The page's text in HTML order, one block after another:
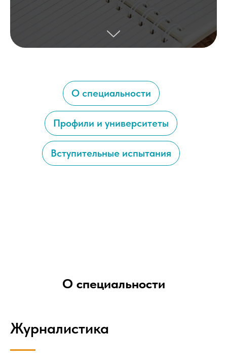
О специальности
Профили и университеты
Вступительные испытания
О специальности
Журналистика